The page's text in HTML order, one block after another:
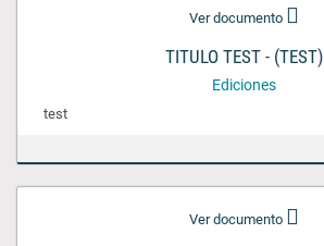
Ver documento
TITULO TEST - (TEST)
Ediciones
test
Ver documento